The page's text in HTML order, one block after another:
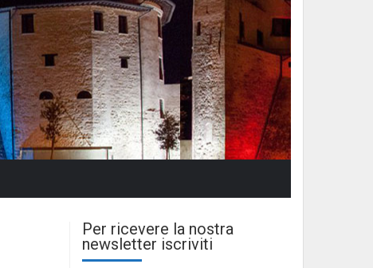
Per ricevere la nostra
newsletter iscriviti